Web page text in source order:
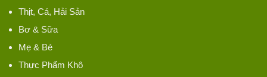
Thịt, Cá, Hải Sản
Bơ & Sữa
Mẹ & Bé
Thực Phẩm Khô